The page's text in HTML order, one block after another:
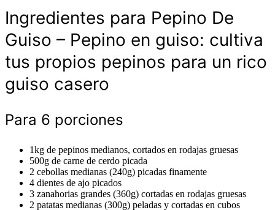
Ingredientes para Pepino De
Guiso – Pepino en guiso: cultiva
tus propios pepinos para un rico
guiso casero
Para 6 porciones
1kg de pepinos medianos, cortados en rodajas gruesas
500g de carne de cerdo picada
2 cebollas medianas (240g) picadas finamente
4 dientes de ajo picados
3 zanahorias grandes (360g) cortadas en rodajas gruesas
2 patatas medianas (300g) peladas y cortadas en cubos